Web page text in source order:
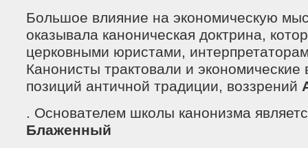
Большое влияние на экономическую
оказывала каноническая доктрина,
церковными юристами,
Канонисты трактовали и экономические
позиций античной традиции, воззрений
. Основателем школы канонизма
Блаженный